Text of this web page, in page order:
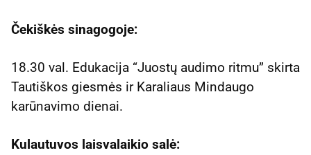
Čekiškės sinagogoje:
18.30 val. Edukacija “Juostų audimo ritmu” skirta
Tautiškos giesmės ir Karaliaus Mindaugo
karūnavimo dienai.
Kulautuvos laisvalaikio salė: